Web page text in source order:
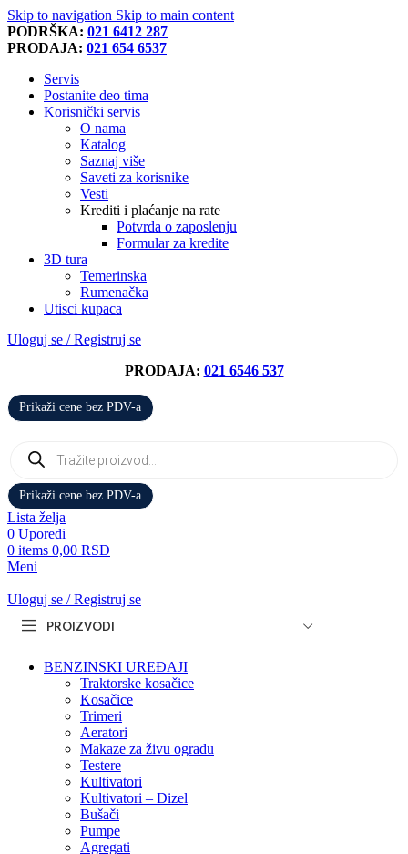
Skip to navigation Skip to main content
PODRŠKA: 021 6412 287
PRODAJA: 021 654 6537
Servis
Postanite deo tima
Korisnički servis
O nama
Katalog
Saznaj više
Saveti za korisnike
Vesti
Krediti i plaćanje na rate
Potvrda o zaposlenju
Formular za kredite
3D tura
Temerinska
Rumenačka
Utisci kupaca
Uloguj se / Registruj se
PRODAJA: 021 6546 537
Prikaži cene bez PDV-a
Products
search
Prikaži cene bez PDV-a
Lista želja
0 Uporedi
0 items 0,00 RSD
Meni
Uloguj se / Registruj se
PROIZVODI
BENZINSKI UREĐAJI
Traktorske kosačice
Kosačice
Trimeri
Aeratori
Makaze za živu ogradu
Testere
Kultivatori
Kultivatori – Dizel
Bušači
Pumpe
Agregati